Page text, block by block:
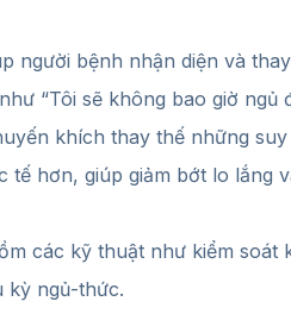
người bệnh nhận diện và
“Tôi sẽ không bao giờ ngủ
khích thay thế những
tế hơn, giúp giảm bớt lo lắng
các kỹ thuật như kiểm soát
kỳ ngủ-thức.